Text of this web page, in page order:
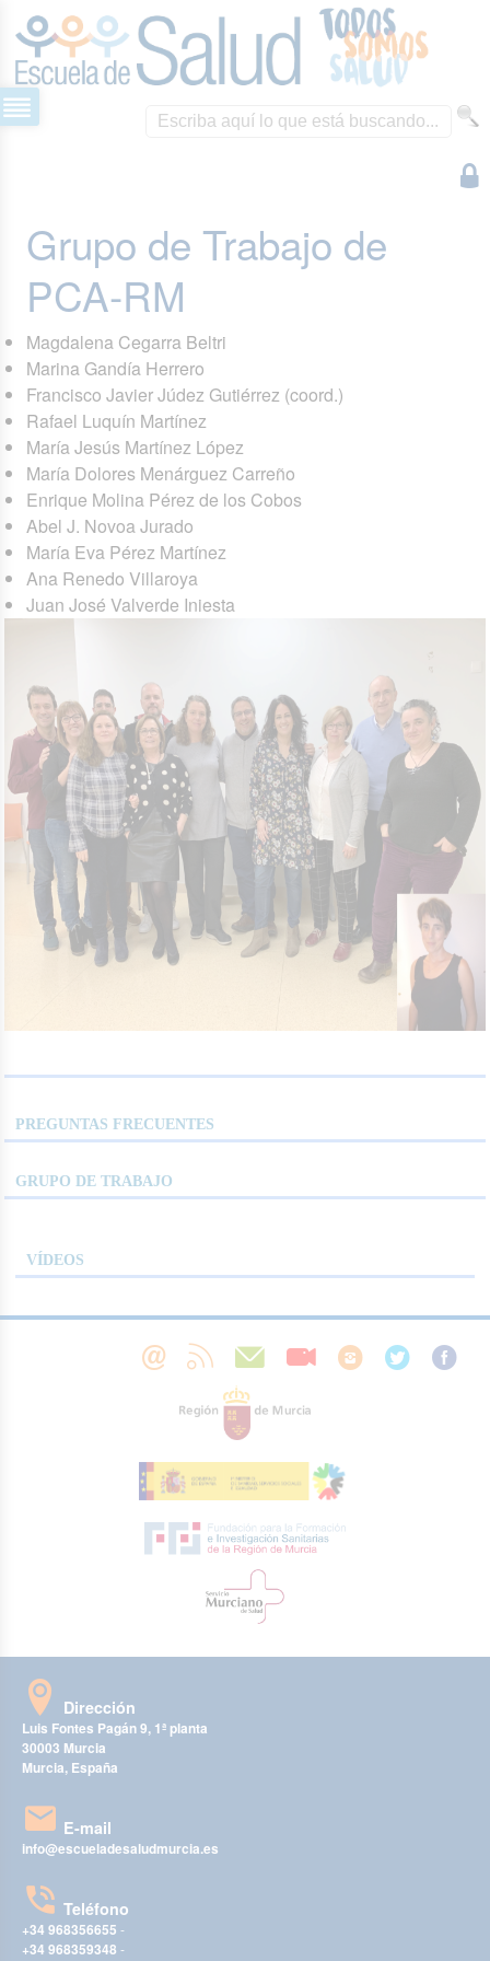
Grupo de Trabajo de
PCA-RM
Magdalena Cegarra Beltri
Marina Gandía Herrero
Francisco Javier Júdez Gutiérrez (coord.)
Rafael Luquín Martínez
María Jesús Martínez López
María Dolores Menárguez Carreño
Enrique Molina Pérez de los Cobos
Abel J. Novoa Jurado
María Eva Pérez Martínez
Ana Renedo Villaroya
Juan José Valverde Iniesta
PREGUNTAS FRECUENTES
GRUPO DE TRABAJO
VÍDEOS
Dirección
Luis Fontes Pagán 9, 1ª planta
30003 Murcia
Murcia, España
E-mail
info@escueladesaludmurcia.es
Teléfono
+34 968356655 -
+34 968359348 -